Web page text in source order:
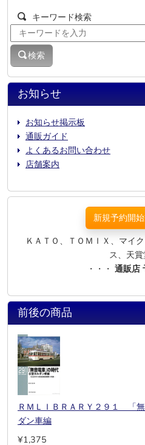
お知らせ
お知らせ掲示板
通販ガイド
よくあるお問い合わせ
店舗案内
キーワード検索
検索
新規予約開
ＫＡＴＯ、ＴＯＭＩＸ、マイ
ス、天
・・・ 通販店
前後の商品
ＲＭＬＩＢＲＡＲＹ２９１ 「
ダン車編
¥1,375